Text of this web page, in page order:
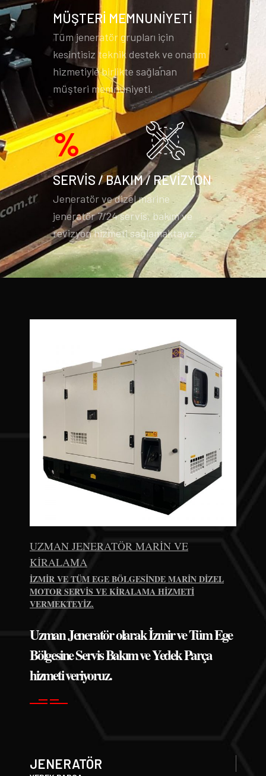
MÜŞTERİ MEMNUNİYETİ
Tüm jeneratör grupları için
kesintisiz teknik destek ve onarım
hizmetiyle birlikte sağlanan
müşteri memnuniyeti.
%
SERVİS / BAKIM / REVİZYON
Jeneratör ve dizel marine
jeneratör 7/24 servis, bakım ve
revizyon hizmeti sağlamaktayız.
UZMAN JENERATÖR MARIN VE
KIRALAMA
İZMIR VE TÜM EGE BÖLGESINDE MARIN DIZEL
MOTOR SERVIS VE KIRALAMA HIZMETI
VERMEKTEYIZ.
Uzman Jeneratör olarak İzmir ve Tüm Ege
Bölgesine Servis Bakım ve Yedek Parça
hizmeti veriyoruz.
JENERATÖR